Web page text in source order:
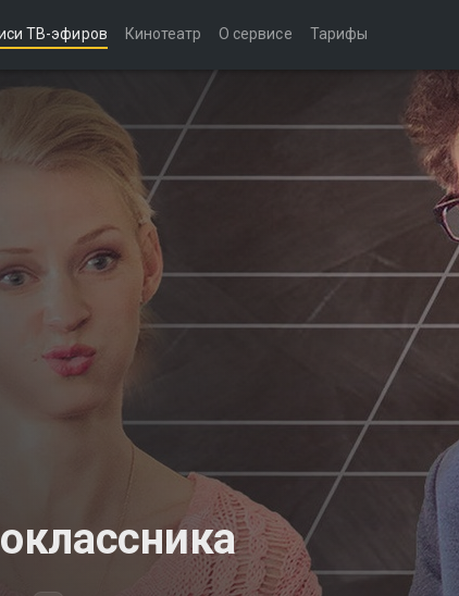
ТВ-эфиров Кинотеатр О сервисе Тарифы